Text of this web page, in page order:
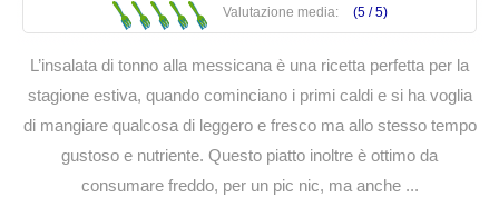
Valutazione media: (5 /5)
L’insalata di tonno alla messicana è una ricetta perfetta per la
stagione estiva, quando cominciano i primi caldi e si ha voglia
di mangiare qualcosa di leggero e fresco ma allo stesso tempo
gustoso e nutriente. Questo piatto inoltre è ottimo da
consumare freddo, per un pic nic, ma anche ...